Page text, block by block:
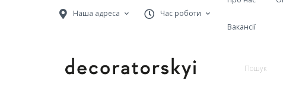
Наша адреса Час роботи
Вакансії